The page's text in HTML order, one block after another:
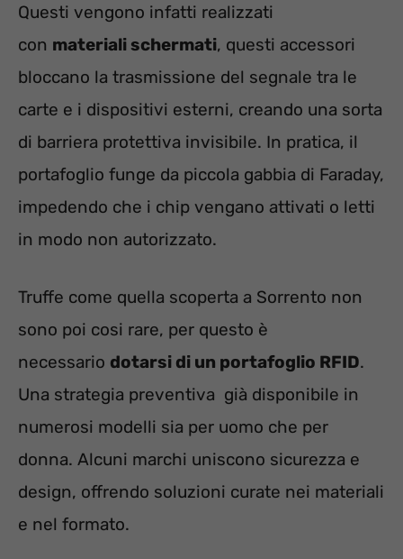
Questi vengono infatti realizzati
con materiali schermati, questi accessori
bloccano la trasmissione del segnale tra le
carte e i dispositivi esterni, creando una sorta
di barriera protettiva invisibile. In pratica, il
portafoglio funge da piccola gabbia di Faraday,
impedendo che i chip vengano attivati o letti
in modo non autorizzato.
Truffe come quella scoperta a Sorrento non
sono poi cosi rare, per questo è
necessario dotarsi di un portafoglio RFID.
Una strategia preventiva già disponibile in
numerosi modelli sia per uomo che per
donna. Alcuni marchi uniscono sicurezza e
design, offrendo soluzioni curate nei materiali
e nel formato.